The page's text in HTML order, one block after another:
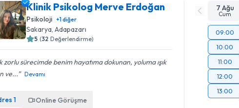
Klinik Psikolog Merve Erdoğan
Psikoloji +1diğer
Sakarya, Adapazarı
5 (32 Değerlendirme)
zorlu sürecimde benim hayatıma dokunan, yoluma ışık
ve...
Devamı
1 Online Görüşme
7 Ağu
Cum
09:00
10:00
11:00
12:00
13:00